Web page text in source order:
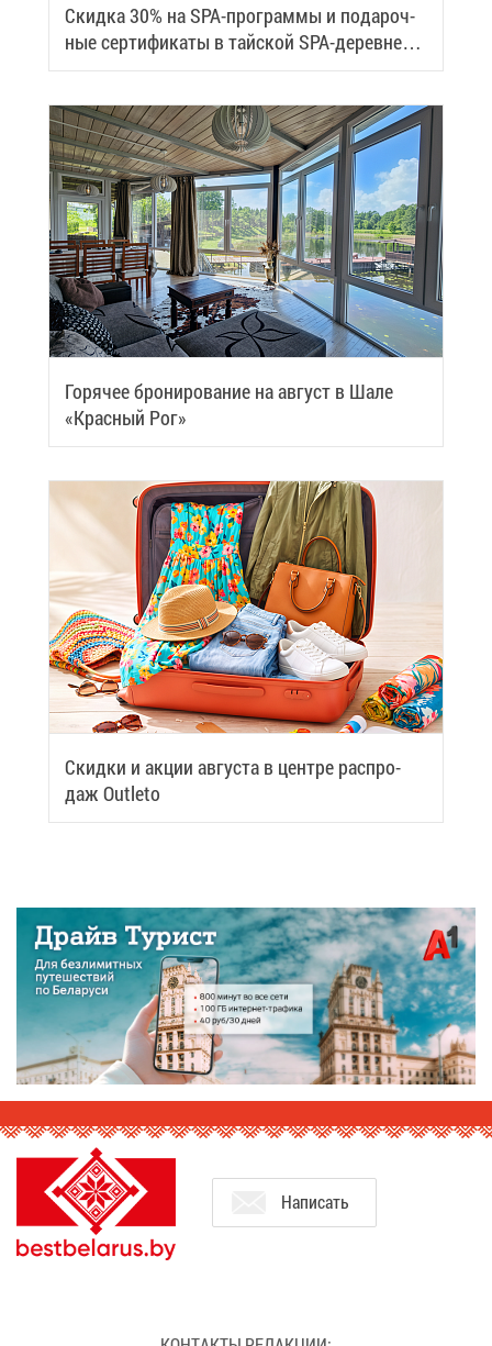
Скид­ка 30% на SPA-про­грам­мы и по­да­роч­
ные сер­ти­фи­ка­ты в тай­ской SPA-де­ревне
Samui
Го­ря­чее бро­ни­ро­ва­ние на ав­густ в Ша­ле
«Крас­ный Рог»
Скид­ки и ак­ции ав­гу­ста в цен­тре рас­про­
даж Outleto
На­пи­сать